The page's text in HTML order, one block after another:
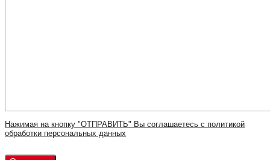
Нажимая на кнопку "ОТПРАВИТЬ" Вы соглашаетесь с политикой
обработки персональных данных